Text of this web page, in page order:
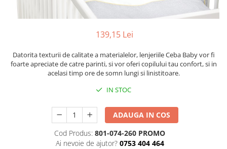
Olite tip scaunel simple
Seturi cadite 86 cm
Seturi cadite 92 cm
Suporti anatomici plastic
Suporti anatomici textili
Suporti metalici cadite
Mese de infasat pliabile
Mese de infasat Ultra Light 50x70
Sisteme de siguranta copii
Tampoane postnatale
Tampoane si protectii silicon
139,15 Lei
Datorita texturii de calitate a materialelor, lenjeriile Ceba Baby vor fi
foarte apreciate de catre parinti, si vor oferi copilului tau confort, si in
acelasi timp ore de somn lungi si linistitoare.
IN STOC
ADAUGA IN COS
Cod Produs: 801-074-260 PROMO
Ai nevoie de ajutor? 0753 404 464